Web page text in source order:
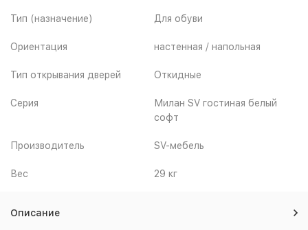
Тип (назначение) Для обуви
Ориентация настенная / напольная
Тип открывания дверей Откидные
Серия
Милан SV гостиная белый
софт
Производитель SV-мебель
Вес 29 кг
Описание